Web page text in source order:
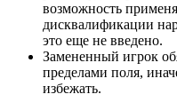
возможность
дисквалификации
это еще не введено.
Замененный игрок
пределами поля,
избежать.